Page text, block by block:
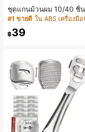
ชุดแกนม้วนผม 10/40 ชิ้
คลื่นและลอนผมธรรมชาติ
ะจัดแต่งทรงผมด้วยตัวเอ
#1 ขายดี
฿39